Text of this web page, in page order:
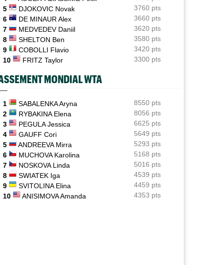
ATP - Montréal
Bourreau d'Ugo Humbert, Daniel Merida aime croquer
du Français...
07/08
ATP - Cincinnati
Comme Carlos Alcaraz, Holger Rune a renoncé à
WTA - Toronto
Rybakina, Andreeva, Osaka, Gauff... horaires et
diffusion TV
5
DJOKOVIC Novak
3760 pts
6
DE MINAUR Alex
3660 pts
7
MEDVEDEV Daniil
3620 pts
8
SHELTON Ben
3580 pts
9
COBOLLI Flavio
3420 pts
10
FRITZ Taylor 3300 pts
MONDIAL WTA
1 SABALENKA Aryna
8550 pts
2
RYBAKINA Elena
8056 pts
3
PEGULA Jessica
6625 pts
4
GAUFF Cori
5649 pts
5
ANDREEVA Mirra
5293 pts
6
MUCHOVA Karolina
5168 pts
7
NOSKOVA Linda
5016 pts
8
SWIATEK Iga
4539 pts
9
SVITOLINA Elina
4459 pts
10
ANISIMOVA Amanda 4353 pts